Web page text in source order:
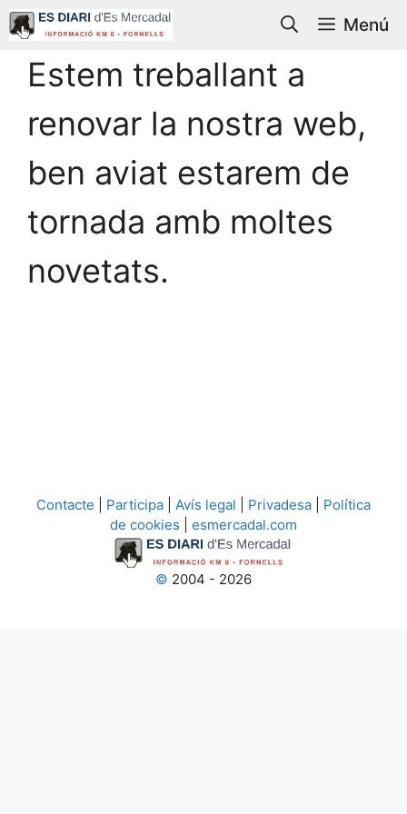
Saltar
al
contenido
Menú
Estem treballant a
renovar la nostra web,
ben aviat estarem de
tornada amb moltes
novetats.
Contacte Participa Avís legal Privadesa
Política
de cookies
esmercadal.com
© 2004 - 2026